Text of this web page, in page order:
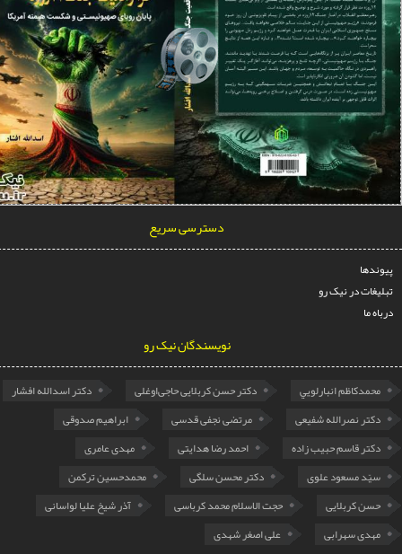
جان مرشایمر: حق با تندروهای ایران است+فیلم
راهکارهای گذار از «تکنولوژی‌زدگی» به «حکمرانی هوشمند»
سازی از توصیف تا توجیه خشونت و عملیات نظامی
دسترسی سریع
در نیک رو
نویسندگان نیک رو
انبارلويي دکتر حسن کربلایی حاجی‌اوغلی
دکتر اسدالله افشار
نصرالله شفیعی
مرتضی نجفی قدسی
ابراهیم صدوقی
قاسم حبیب زاده
احمد رضا هدایتی
مهدی عامری
مسعود علوی
دکتر محسن سلگی
محمدحسین ترکمن
کربلایی
حجت الاسلام محمد کرباسی
آذر شیخ علیا لواسانی
سهرابی
علی اصغر شهدی